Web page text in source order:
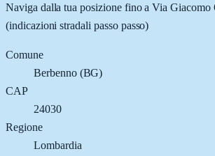
Naviga dalla tua posizione fino aVia Giacomo
(indicazioni stradali passo passo)
Comune
Berbenno(BG)
CAP
24030
Regione
Lombardia